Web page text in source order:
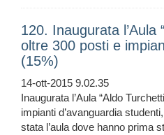
120. Inaugurata l’Aula
oltre 300 posti e
(15%)
14-ott-2015 9.02.35
Inaugurata l’Aula “Aldo
impianti d’avanguardia
stata l’aula dove hanno prima